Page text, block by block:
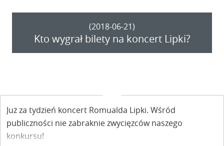
(2018-06-21)
Kto wygrał bilety na koncert Lipki?
Już za tydzień koncert Romualda Lipki. Wśród
publiczności nie zabraknie zwycięzców naszego
konkursu!